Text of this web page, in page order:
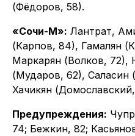
(Фёдоров, 58).
«Сочи-М»: Лантрат,
(Карпов, 84), Гамалян
Маркарян (Волков,
(Мударов, 62), Саласин
Хачикян
Предупреждения:
74; Бежкин, 82;